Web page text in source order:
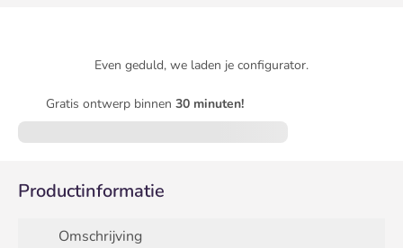
Even geduld, we laden je configurator.
Gratis ontwerp binnen 30 minuten!
Productinformatie
Omschrijving